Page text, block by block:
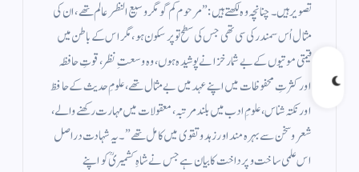
تصویر ہیں۔ چنانچہ وہ لکھتے ہیں:”مرحوم کم گو مگر وسیع النظر عالم تھے، ان کی
مثال اُس سمندر کی سی تھی جس کی سطح تو پرسکون ہو، مگر اس کے باطن میں
قیمتی موتیوں کے بے شمار خزانے پوشیدہ ہوں، وہ وسعتِ نظر، قوتِ حافظہ
اور کثرتِ محفوظات میں اپنے عہد میں بے مثال تھے، علومِ حدیث کے حافظ
اور نکتہ شناس، علومِ ادب میں بلند مرتبہ، معقولات میں مہارت رکھنے والے،
شعر و سخن سے بہرہ مند اور زہد و تقوى میں کامل تھے” ۔ یہ شہادت دراصل
اس علمی ساخت و پرداخت کا بیان ہے جس نے شاہِ کشمیریؒ کو اپنے